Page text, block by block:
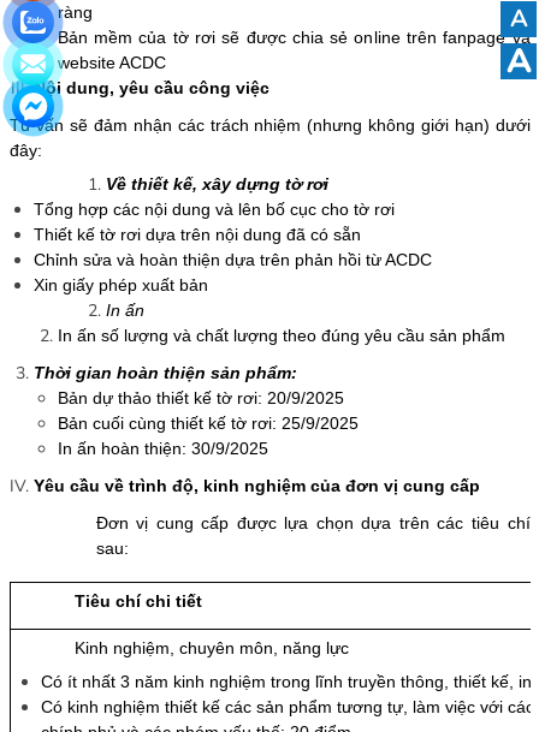
ràng
Bản mềm của tờ rơi sẽ được chia sẻ online trên fanpage và
website ACDC
Nội dung, yêu cầu công việc
Tư vấn sẽ đảm nhận các trách nhiệm (nhưng không giới hạn) dưới
đây:
Về thiết kế, xây dựng tờ rơi
Tổng hợp các nội dung và lên bố cục cho tờ rơi
Thiết kế tờ rơi dựa trên nội dung đã có sẵn
Chỉnh sửa và hoàn thiện dựa trên phản hồi từ ACDC
Xin giấy phép xuất bản
In ấn
In ấn số lượng và chất lượng theo đúng yêu cầu sản phẩm
Thời gian hoàn thiện sản phẩm:
Bản dự thảo thiết kế tờ rơi: 20/9/2025
Bản cuối cùng thiết kế tờ rơi: 25/9/2025
In ấn hoàn thiện: 30/9/2025
Yêu cầu về trình độ, kinh nghiệm của đơn vị cung cấp
Đơn vị cung cấp được lựa chọn dựa trên các tiêu chí
sau:
Tiêu chí chi tiết
Kinh nghiệm, chuyên môn, năng lực
Có ít nhất 3 năm kinh nghiệm trong lĩnh truyền thông, thiết kế, in
Có kinh nghiệm thiết kế các sản phẩm tương tự, làm việc với các
A
A